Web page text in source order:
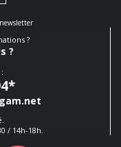
?
?
*
/ 14h-18h.